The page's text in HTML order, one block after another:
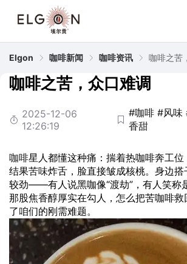
Elgon 咖啡新闻 咖啡资讯 咖啡之苦
咖啡之苦，众口难调
2025-12-06
12:26:19
#咖啡 #风味
香甜
咖啡星人都懂这种痛：揣着热咖啡奔工位
结果苦味炸舌，脸直接皱成核桃。身边
较劲——有人说黑咖像“渡劫”，有人笑称
那股焦香醇厚实在勾人，怎么把苦咖啡救
了咱们的刚需难题。